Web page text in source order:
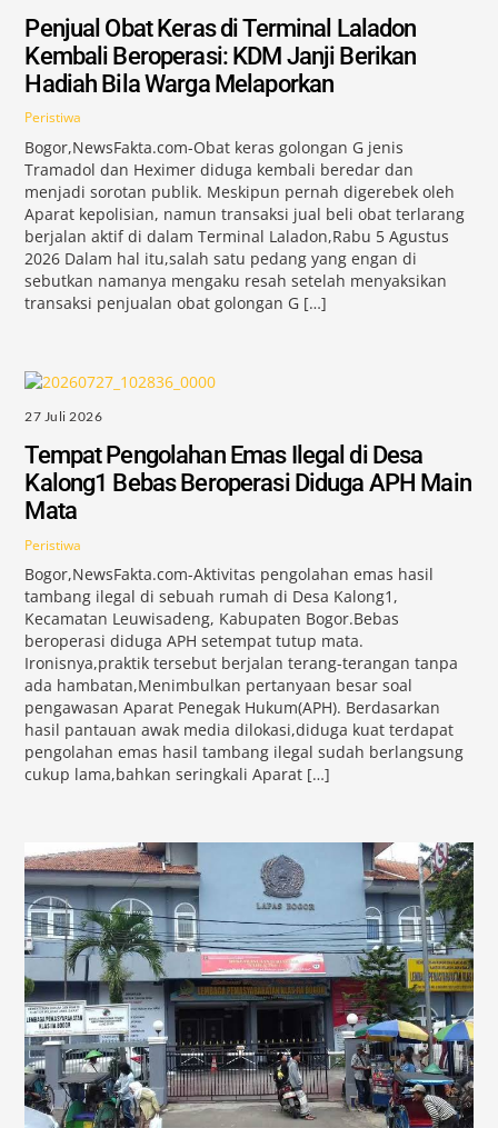
Penjual Obat Keras di Terminal Laladon
Kembali Beroperasi: KDM Janji Berikan
Hadiah Bila Warga Melaporkan
Peristiwa
Bogor,NewsFakta.com-Obat keras golongan G jenis
Tramadol dan Heximer diduga kembali beredar dan
menjadi sorotan publik. Meskipun pernah digerebek oleh
Aparat kepolisian, namun transaksi jual beli obat terlarang
berjalan aktif di dalam Terminal Laladon,Rabu 5 Agustus
2026 Dalam hal itu,salah satu pedang yang engan di
sebutkan namanya mengaku resah setelah menyaksikan
transaksi penjualan obat golongan G […]
27 Juli 2026
Tempat Pengolahan Emas Ilegal di Desa
Kalong1 Bebas Beroperasi Diduga APH Main
Mata
Peristiwa
Bogor,NewsFakta.com-Aktivitas pengolahan emas hasil
tambang ilegal di sebuah rumah di Desa Kalong1,
Kecamatan Leuwisadeng, Kabupaten Bogor.Bebas
beroperasi diduga APH setempat tutup mata.
Ironisnya,praktik tersebut berjalan terang-terangan tanpa
ada hambatan,Menimbulkan pertanyaan besar soal
pengawasan Aparat Penegak Hukum(APH). Berdasarkan
hasil pantauan awak media dilokasi,diduga kuat terdapat
pengolahan emas hasil tambang ilegal sudah berlangsung
cukup lama,bahkan seringkali Aparat […]